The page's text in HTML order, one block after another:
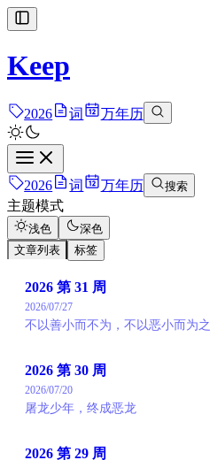
Keep
2026 词 万年历
2026 词 万年历 搜索
主题模式
浅色
深色
文章列表
标签
2026 第 31 周
2026/07/27
不以善小而不为，不以恶小而为之
2026 第 30 周
2026/07/20
屠龙少年，终成恶龙
2026 第 29 周